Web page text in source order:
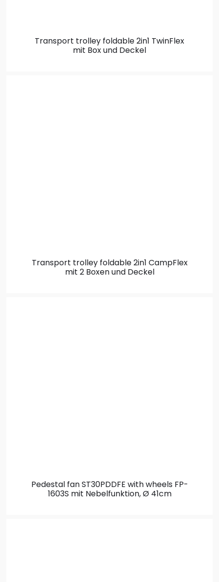
Transport trolley foldable 2in1 TwinFlex
mit Box und Deckel
Transport trolley foldable 2in1 CampFlex
mit 2 Boxen und Deckel
Pedestal fan ST30PDDFE with wheels FP-
1603S mit Nebelfunktion, Ø 41cm